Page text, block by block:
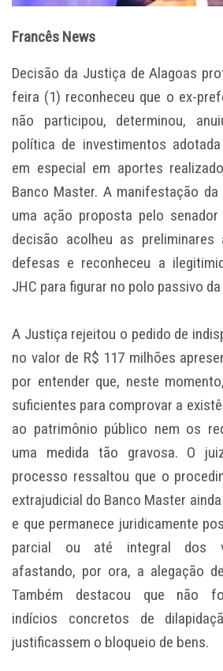
Francês News
Decisão da Justiça de Alagoas
feira (1) reconheceu que o ex-
não participou, determinou,
política de investimentos
em especial em aportes
Banco Master. A manifestação
uma ação proposta pelo senador
decisão acolheu as preliminares
defesas e reconheceu a
JHC para figurar no polo passivo
A Justiça rejeitou o pedido de
no valor de R$ 117 milhões
por entender que, neste
suficientes para comprovar a
ao patrimônio público nem os
uma medida tão gravosa. O
processo ressaltou que o
extrajudicial do Banco Master
e que permanece juridicamente
parcial ou até integral dos
afastando, por ora, a alegação
Também destacou que não
indícios concretos de
justificassem o bloqueio de bens.